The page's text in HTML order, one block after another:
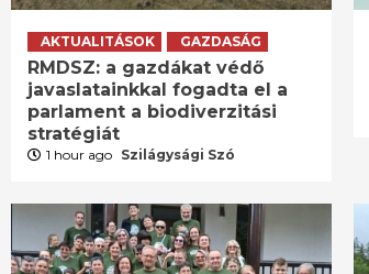
AKTUALITÁSOK GAZDASÁG
RMDSZ: a gazdákat védő
javaslatainkkal fogadta el a
parlament a biodiverzitási
stratégiát
1 hour ago Szilágysági Szó